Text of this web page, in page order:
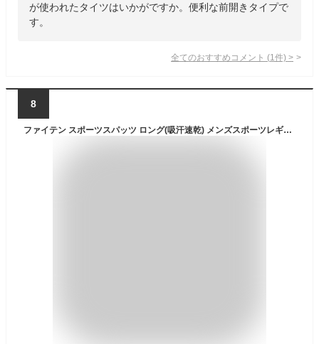
が使われたタイツはいかがですか。便利な前開きタイプで
す。
全てのおすすめコメント (1 件) >
8
ファイテン スポーツスパッツ ロング(吸汗速乾) メンズスポーツレギンス スポーツレギンス レギンスパンツ インナー スポーツインナー フィットネスパンツ 吸汗速乾 シンプル メンズ